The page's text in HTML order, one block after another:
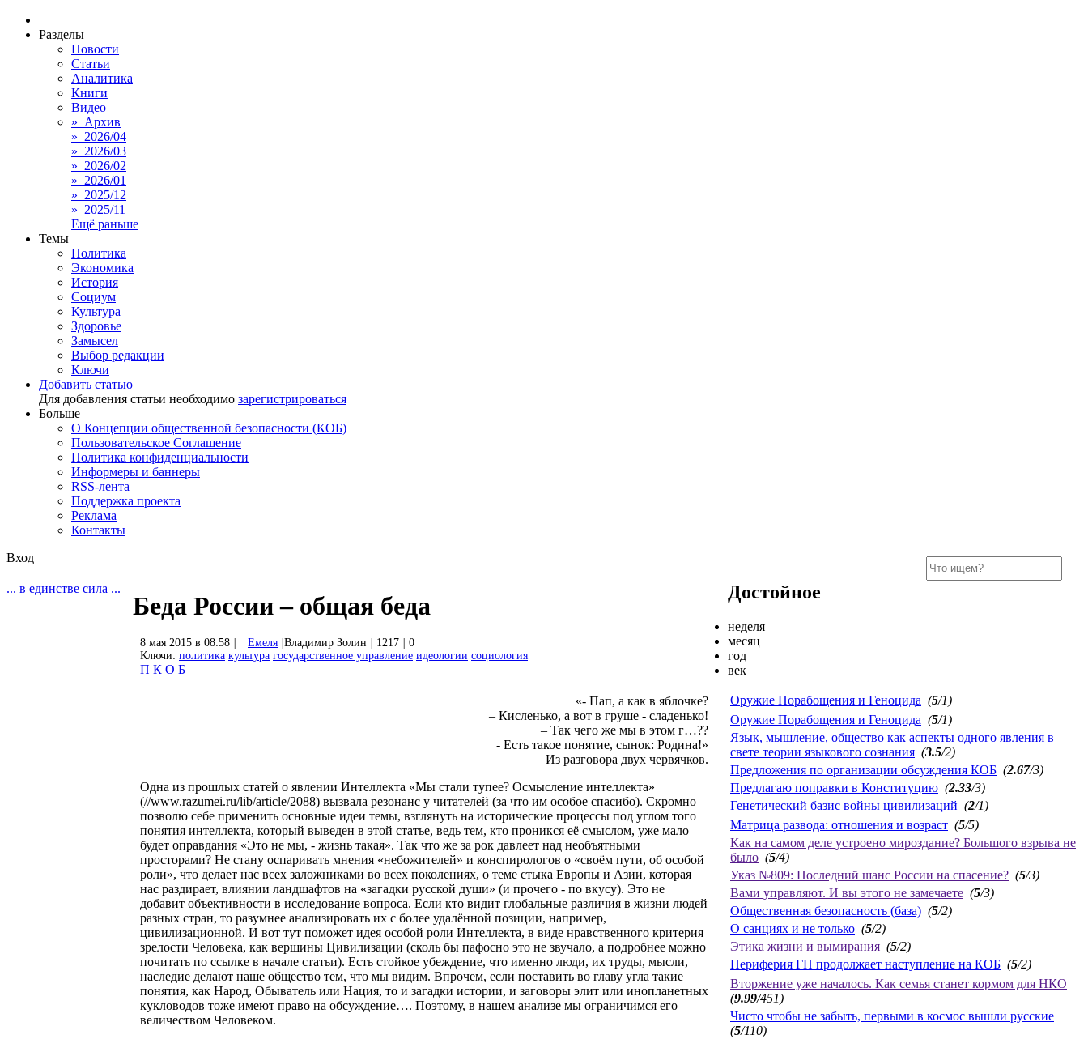
Разделы
Новости
Статьи
Аналитика
Книги
Видео
» Архив
» 2026/04
» 2026/03
» 2026/02
» 2026/01
» 2025/12
» 2025/11
Ещё раньше
Темы
Политика
Экономика
История
Социум
Культура
Здоровье
Замысел
Выбор редакции
Ключи
Добавить статью
Для добавления статьи необходимо зарегистрироваться
Больше
О Концепции общественной безопасности (КОБ)
Пользовательское Соглашение
Политика конфиденциальности
Информеры и баннеры
RSS-лента
Поддержка проекта
Реклама
Контакты
Вход
... в единстве сила ...
Беда России – общая беда
8 мая 2015 в 08:58 Емеля Владимир Золин 1217
0
Ключи: политика культура государственное управление идеологии социология
П К О Б
«- Пап, а как в яблочке?
– Кисленько, а вот в груше - сладенько!
– Так чего же мы в этом г…??
- Есть такое понятие, сынок: Родина!»
Из разговора двух червячков.
Одна из прошлых статей о явлении Интеллекта «Мы стали тупее? Осмысление интеллекта»
(//www.razumei.ru/lib/article/2088) вызвала резонанс у читателей (за что им особое спасибо). Скромно
позволю себе применить основные идеи темы, взглянуть на исторические процессы под углом того
понятия интеллекта, который выведен в этой статье, ведь тем, кто проникся её смыслом, уже мало
будет оправдания «Это не мы, - жизнь такая». Так что же за рок давлеет над необъятными
просторами? Не стану оспаривать мнения «небожителей» и конспирологов о «своём пути, об особой
роли», что делает нас всех заложниками во всех поколениях, о теме стыка Европы и Азии, которая
нас раздирает, влиянии ландшафтов на «загадки русской души» (и прочего - по вкусу). Это не
добавит объективности в исследование вопроса. Если кто видит глобальные различия в жизни людей
разных стран, то разумнее анализировать их с более удалённой позиции, например,
цивилизационной. И вот тут поможет идея особой роли Интеллекта, в виде нравственного критерия
зрелости Человека, как вершины Цивилизации (сколь бы пафосно это не звучало, а подробнее можно
почитать по ссылке в начале статьи). Есть стойкое убеждение, что именно люди, их труды, мысли,
наследие делают наше общество тем, что мы видим. Впрочем, если поставить во главу угла такие
понятия, как Народ, Обыватель или Нация, то и загадки истории, и заговоры элит или инопланетных
кукловодов тоже имеют право на обсуждение…. Поэтому, в нашем анализе мы ограничимся его
величеством Человеком.
Достойное
неделя
месяц
год
век
Оружие Порабощения и Геноцида (5/1)
Оружие Порабощения и Геноцида (5/1)
Язык, мышление, общество как аспекты одного явления в
свете теории языкового сознания (3.5/2)
Предложения по организации обсуждения КОБ (2.67/3)
Предлагаю поправки в Конституцию (2.33/3)
Генетический базис войны цивилизаций (2/1)
Матрица развода: отношения и возраст (5/5)
Как на самом деле устроено мироздание? Большого взрыва не
было (5/4)
Указ №809: Последний шанс России на спасение? (5/3)
Вами управляют. И вы этого не замечаете (5/3)
Общественная безопасность (база) (5/2)
О санциях и не только (5/2)
Этика жизни и вымирания (5/2)
Периферия ГП продолжает наступление на КОБ (5/2)
Вторжение уже началось. Как семья станет кормом для НКО
(9.99/451)
Чисто чтобы не забыть, первыми в космос вышли русские
(5/110)